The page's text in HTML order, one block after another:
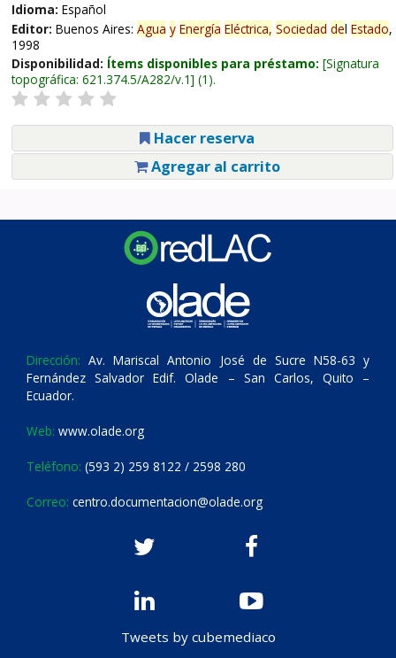
Idioma: Español
Editor: Buenos Aires: Agua y Energía Eléctrica, Sociedad del Estado,
1998
Disponibilidad: Ítems disponibles para préstamo: Signatura
topográfica: 621.374.5/A282/v.1 (1).
Hacer reserva
Agregar al carrito
Dirección: Av. Mariscal Antonio José de Sucre N58-63 y
Fernández Salvador Edif. Olade – San Carlos, Quito –
Ecuador.
Web: www.olade.org
Teléfono: (593 2) 259 8122 / 2598 280
Correo: centro.documentacion@olade.org
Tweets by cubemediaco